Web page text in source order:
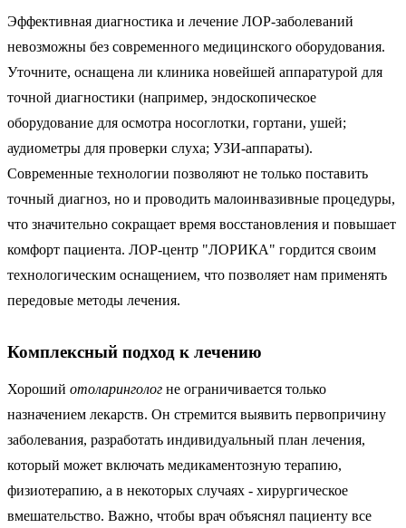
Эффективная диагностика и лечение ЛОР-заболеваний
невозможны без современного медицинского оборудования.
Уточните, оснащена ли клиника новейшей аппаратурой для
точной диагностики (например, эндоскопическое
оборудование для осмотра носоглотки, гортани, ушей;
аудиометры для проверки слуха; УЗИ-аппараты).
Современные технологии позволяют не только поставить
точный диагноз, но и проводить малоинвазивные процедуры,
что значительно сокращает время восстановления и повышает
комфорт пациента. ЛОР-центр "ЛОРИКА" гордится своим
технологическим оснащением, что позволяет нам применять
передовые методы лечения.
Комплексный подход к лечению
Хороший отоларинголог не ограничивается только
назначением лекарств. Он стремится выявить первопричину
заболевания, разработать индивидуальный план лечения,
который может включать медикаментозную терапию,
физиотерапию, а в некоторых случаях - хирургическое
вмешательство. Важно, чтобы врач объяснял пациенту все